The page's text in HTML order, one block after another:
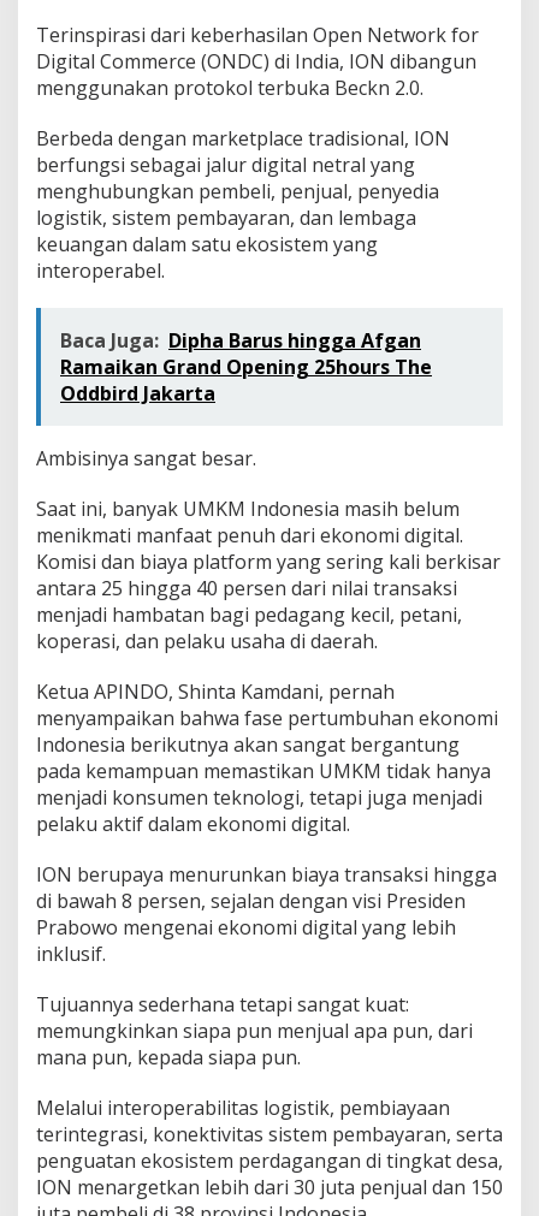
Terinspirasi dari keberhasilan Open Network for
Digital Commerce (ONDC) di India, ION dibangun
menggunakan protokol terbuka Beckn 2.0.
Berbeda dengan marketplace tradisional, ION
berfungsi sebagai jalur digital netral yang
menghubungkan pembeli, penjual, penyedia
logistik, sistem pembayaran, dan lembaga
keuangan dalam satu ekosistem yang
interoperabel.
Baca Juga: Dipha Barus hingga Afgan
Ramaikan Grand Opening 25hours The
Oddbird Jakarta
Ambisinya sangat besar.
Saat ini, banyak UMKM Indonesia masih belum
menikmati manfaat penuh dari ekonomi digital.
Komisi dan biaya platform yang sering kali berkisar
antara 25 hingga 40 persen dari nilai transaksi
menjadi hambatan bagi pedagang kecil, petani,
koperasi, dan pelaku usaha di daerah.
Ketua APINDO, Shinta Kamdani, pernah
menyampaikan bahwa fase pertumbuhan ekonomi
Indonesia berikutnya akan sangat bergantung
pada kemampuan memastikan UMKM tidak hanya
menjadi konsumen teknologi, tetapi juga menjadi
pelaku aktif dalam ekonomi digital.
ION berupaya menurunkan biaya transaksi hingga
di bawah 8 persen, sejalan dengan visi Presiden
Prabowo mengenai ekonomi digital yang lebih
inklusif.
Tujuannya sederhana tetapi sangat kuat:
memungkinkan siapa pun menjual apa pun, dari
mana pun, kepada siapa pun.
Melalui interoperabilitas logistik, pembiayaan
terintegrasi, konektivitas sistem pembayaran, serta
penguatan ekosistem perdagangan di tingkat desa,
ION menargetkan lebih dari 30 juta penjual dan 150